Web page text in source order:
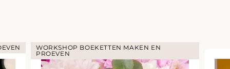
WORKSHOP BOEKETTEN MAKEN EN
PROEVEN